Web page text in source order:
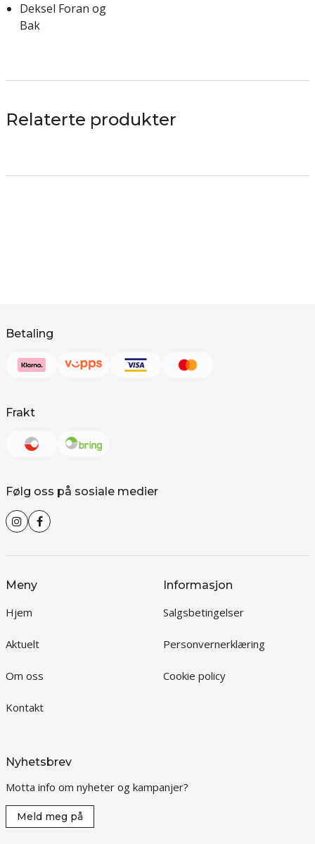
Deksel Foran og
Bak
Relaterte produkter
Betaling
Frakt
Følg oss på sosiale medier
Meny
Hjem
Aktuelt
Om oss
Kontakt
Informasjon
Salgsbetingelser
Personvernerklæring
Cookie policy
Nyhetsbrev
Motta info om nyheter og kampanjer?
Meld meg på